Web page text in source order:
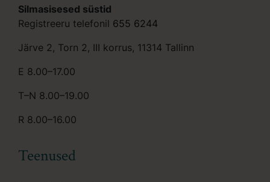
Silmasisesed süstid
Registreeru telefonil 655 6244
Järve 2, Torn 2, III korrus, 11314 Tallinn
E 8.00–17.00
T–N 8.00–19.00
R 8.00–16.00
Teenused